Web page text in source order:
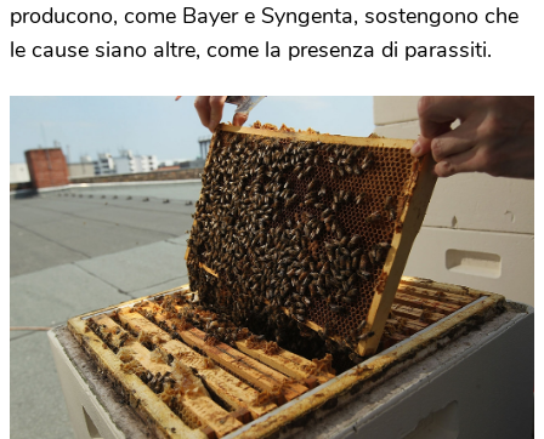
producono, come Bayer e Syngenta, sostengono che
le cause siano altre, come la presenza di parassiti.